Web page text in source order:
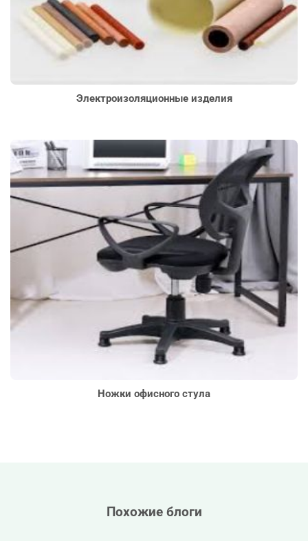
Электроизоляционные изделия
Ножки офисного стула
Похожие блоги